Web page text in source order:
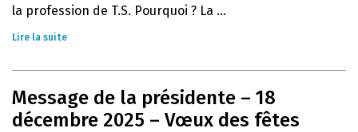
la profession de T.S. Pourquoi ? La ...
Lire la suite
Message de la présidente – 18
décembre 2025 – Vœux des fêtes